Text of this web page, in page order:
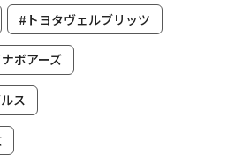
#トヨタヴェルブリッツ
ボアーズ
ス